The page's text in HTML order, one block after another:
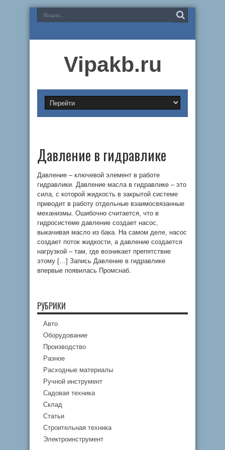
Vipakb.ru
Давление в гидравлике
Давление – ключевой элемент в работе
гидравлики. Давление масла в гидравлике – это
сила, с которой жидкость в закрытой системе
приводит в работу отдельные взаимосвязанные
механизмы. Ошибочно считается, что в
гидросистеме давление создает насос,
выкачивая масло из бака. На самом деле, насос
создает поток жидкости, а давление создается
нагрузкой – там, где возникает препятствие
этому […] Запись Давление в гидравлике
впервые появилась Промснаб.
РУБРИКИ
Авто
Оборудование
Производство
Разное
Расходные материалы
Ручной инструмент
Садовая техника
Склад
Статьи
Строительная техника
Электроинструмент